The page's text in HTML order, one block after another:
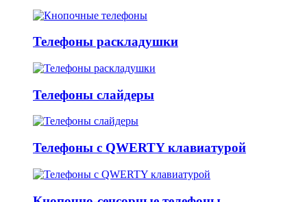
Телефоны раскладушки
Телефоны слайдеры
Телефоны с QWERTY клавиатурой